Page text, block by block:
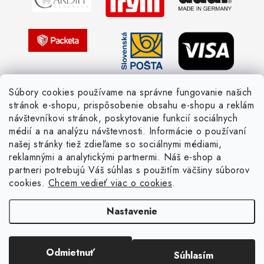
Súbory cookies používame na správne fungovanie našich
stránok e-shopu, prispôsobenie obsahu e-shopu a reklám
návštevníkovi stránok, poskytovanie funkcií sociálnych
médií a na analýzu návštevnosti. Informácie o používaní
našej stránky tiež zdieľame so sociálnymi médiami,
reklamnými a analytickými partnermi. Náš e-shop a
partneri potrebujú Váš súhlas s použitím väčšiny súborov
cookies. Chcem vedieť viac o cookies.
Nastavenie
Odmietnuť Súhlasím
Pletený slovník anglicky-česky
Pletený slovník česky-anglicky
Vytvoril Shoptet
Žienka domáca. Všetky práva vyhradené.
cookies